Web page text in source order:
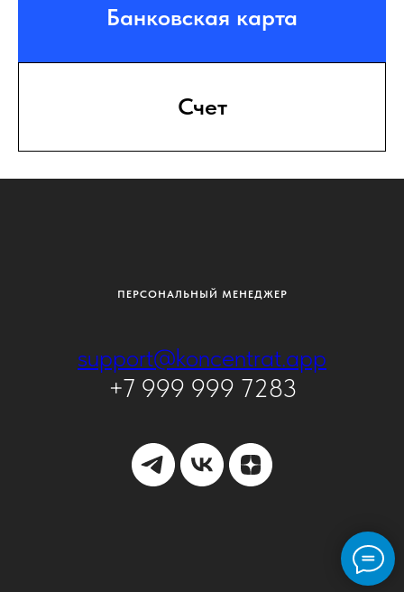
Банковская карта
Счет
ПЕРСОНАЛЬНЫЙ МЕНЕДЖЕР
support@koncentrat.app
+7 999 999 7283